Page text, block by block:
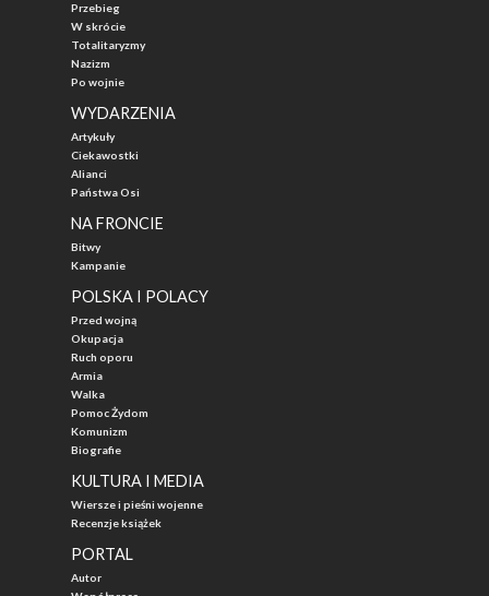
Przebieg
W skrócie
Totalitaryzmy
Nazizm
Po wojnie
WYDARZENIA
Artykuły
Ciekawostki
Alianci
Państwa Osi
NA FRONCIE
Bitwy
Kampanie
POLSKA I POLACY
Przed wojną
Okupacja
Ruch oporu
Armia
Walka
Pomoc Żydom
Komunizm
Biografie
KULTURA I MEDIA
Wiersze i pieśni wojenne
Recenzje książek
PORTAL
Autor